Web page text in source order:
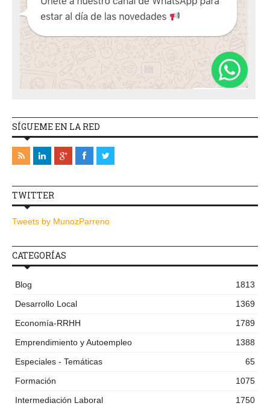
SÍGUEME EN LA RED
TWITTER
Tweets by MunozParreno
CATEGORÍAS
Blog
1813
Desarrollo Local
1369
Economía-RRHH
1789
Emprendimiento y Autoempleo
1388
Especiales - Temáticas
65
Formación
1075
Intermediación Laboral
1750